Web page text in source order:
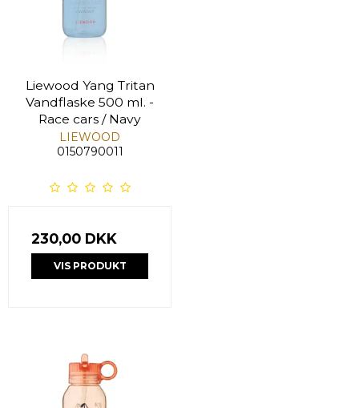
Liewood Yang Tritan
Vandflaske 500 ml. -
Race cars / Navy
LIEWOOD
0150790011
230,00 DKK
VIS PRODUKT